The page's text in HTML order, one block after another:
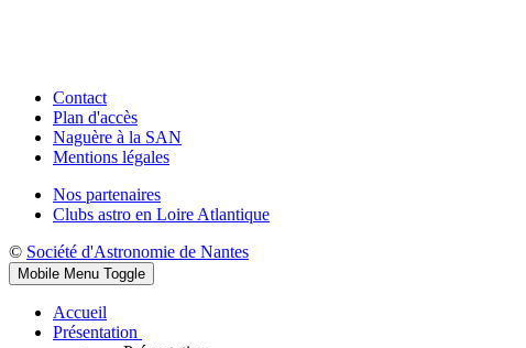
Contact
Plan d'accès
Naguère à la SAN
Mentions légales
Nos partenaires
Clubs astro en Loire Atlantique
© Société d'Astronomie de Nantes
Mobile Menu Toggle
Accueil
Présentation